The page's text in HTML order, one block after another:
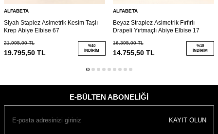
ALFABETA
Siyah Staplez Asimetrik Kesim Taşlı
Krep Abiye Elbise 67
21.995,00TL
19.795,50 TL
%10
İNDIRIM
ALFABETA
Beyaz Straplez Asimetrik Fırfırlı
Drapeli Yırtmaçlı Abiye Elbise 17
16.395,00TL
14.755,50TL
%10
İNDIRIM
E-BÜLTEN ABONELIĞI
KAYIT OLUN